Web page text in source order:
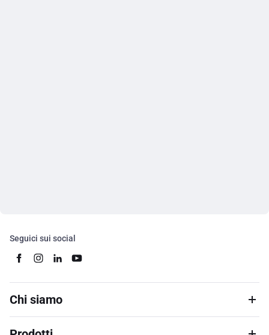
Seguici sui social
Chi siamo